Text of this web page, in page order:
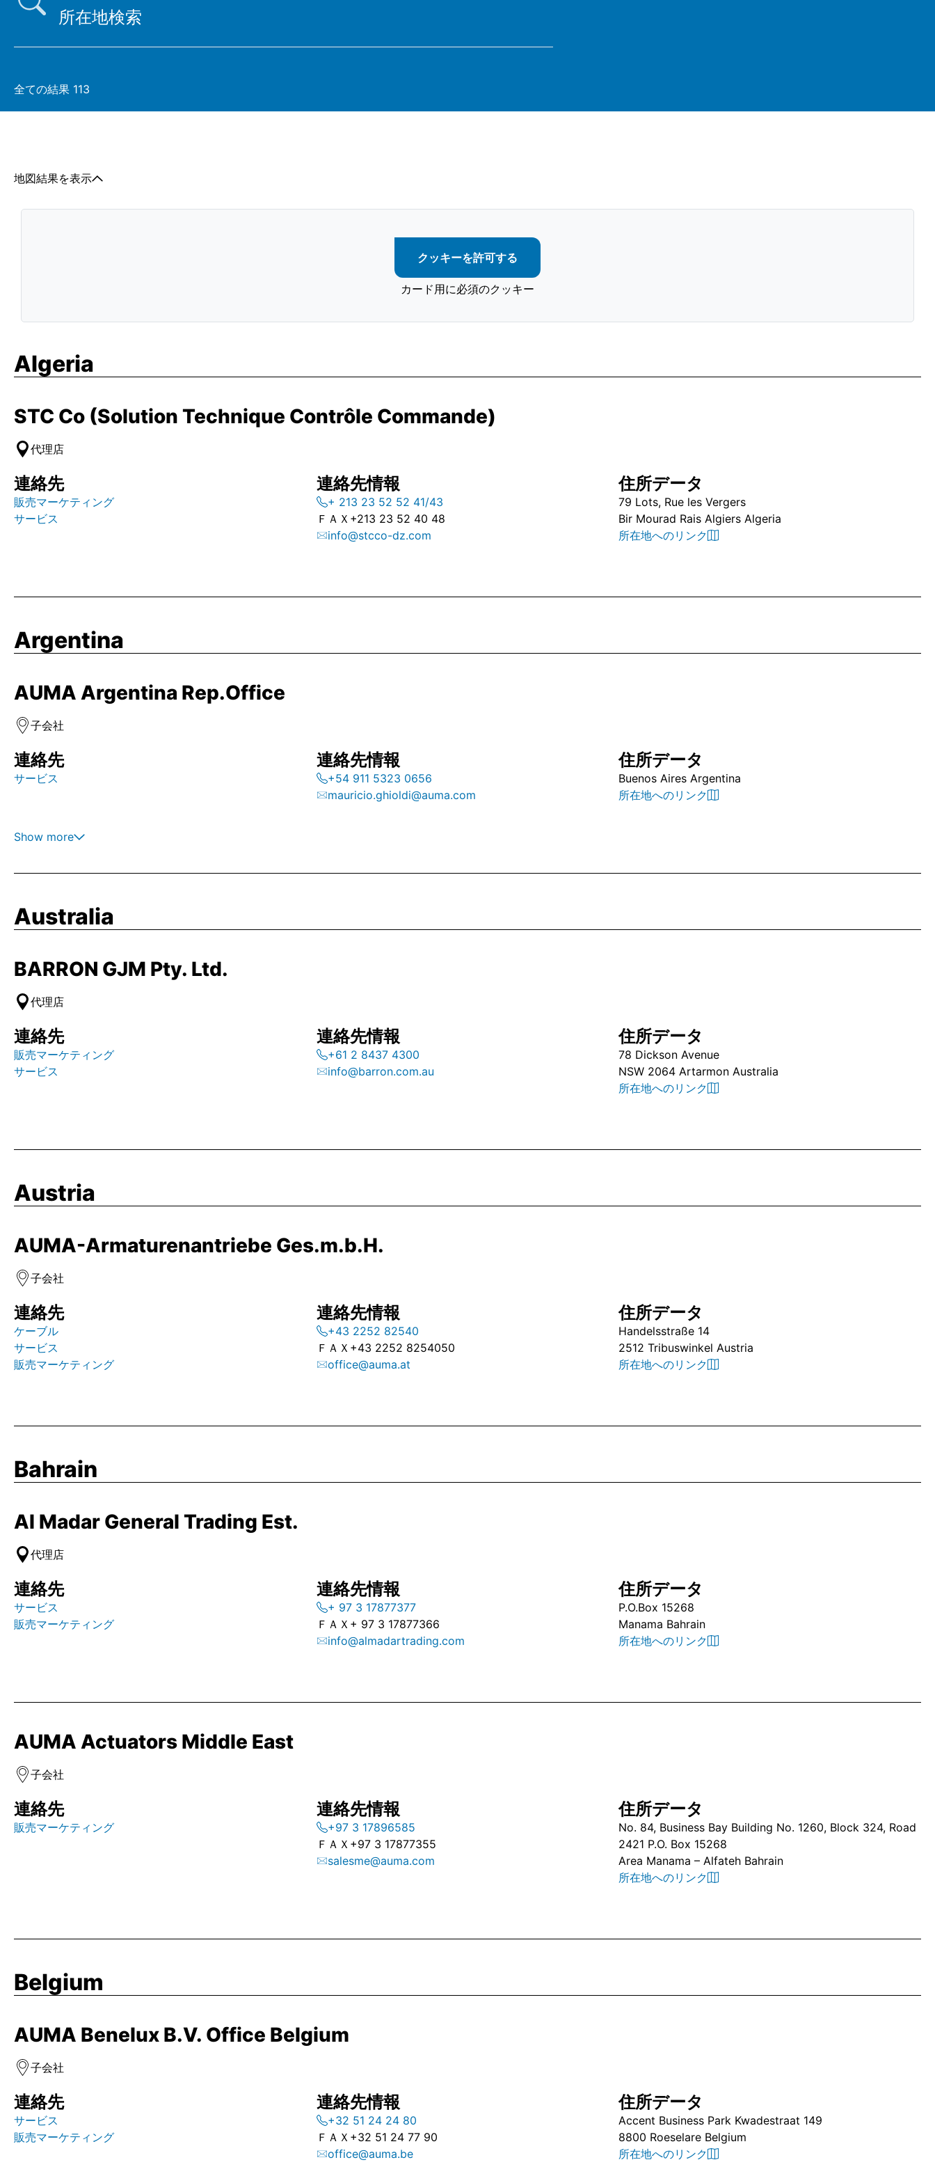
全ての結果 113
地図結果を表示
クッキーを許可する
カード用に必須のクッキー
Algeria
STC Co (Solution Technique Contrôle Commande)
代理店
連絡先
販売マーケティング
サービス
連絡先情報
+ 213 23 52 52 41/43
ＦＡＸ +213 23 52 40 48
info@stcco-dz.com
住所データ
79 Lots, Rue les Vergers
Bir Mourad Rais Algiers Algeria
所在地へのリンク
Argentina
AUMA Argentina Rep.Office
子会社
連絡先
サービス
連絡先情報
+54 911 5323 0656
mauricio.ghioldi@auma.com
住所データ
Buenos Aires Argentina
所在地へのリンク
Show more
Australia
BARRON GJM Pty. Ltd.
代理店
連絡先
販売マーケティング
サービス
連絡先情報
+61 2 8437 4300
info@barron.com.au
住所データ
78 Dickson Avenue
NSW 2064 Artarmon Australia
所在地へのリンク
Austria
AUMA-Armaturenantriebe Ges.m.b.H.
子会社
連絡先
ケーブル
サービス
販売マーケティング
連絡先情報
+43 2252 82540
ＦＡＸ +43 2252 8254050
office@auma.at
住所データ
Handelsstraße 14
2512 Tribuswinkel Austria
所在地へのリンク
Bahrain
Al Madar General Trading Est.
代理店
連絡先
サービス
販売マーケティング
連絡先情報
+ 97 3 17877377
ＦＡＸ + 97 3 17877366
info@almadartrading.com
住所データ
P.O.Box 15268
Manama Bahrain
所在地へのリンク
AUMA Actuators Middle East
子会社
連絡先
販売マーケティング
連絡先情報
+97 3 17896585
ＦＡＸ +97 3 17877355
salesme@auma.com
住所データ
No. 84, Business Bay Building No. 1260, Block 324, Road
2421 P.O. Box 15268
Area Manama – Alfateh Bahrain
所在地へのリンク
Belgium
AUMA Benelux B.V. Office Belgium
子会社
連絡先
サービス
販売マーケティング
連絡先情報
+32 51 24 24 80
ＦＡＸ +32 51 24 77 90
office@auma.be
住所データ
Accent Business Park Kwadestraat 149
8800 Roeselare Belgium
所在地へのリンク